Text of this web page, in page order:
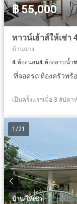
฿ 55,000
ทาวน์เฮ้าส์ให้เช่า
บ้านฉาง
4 ห้องนอน4 ห้องอาบน้ำ
·ที่จอดรถ·ห้องครัวพร้
เป็นครั้งแรกเมื่อ 3 สัปดา
1 /21
บ้าน·ให้เช่า